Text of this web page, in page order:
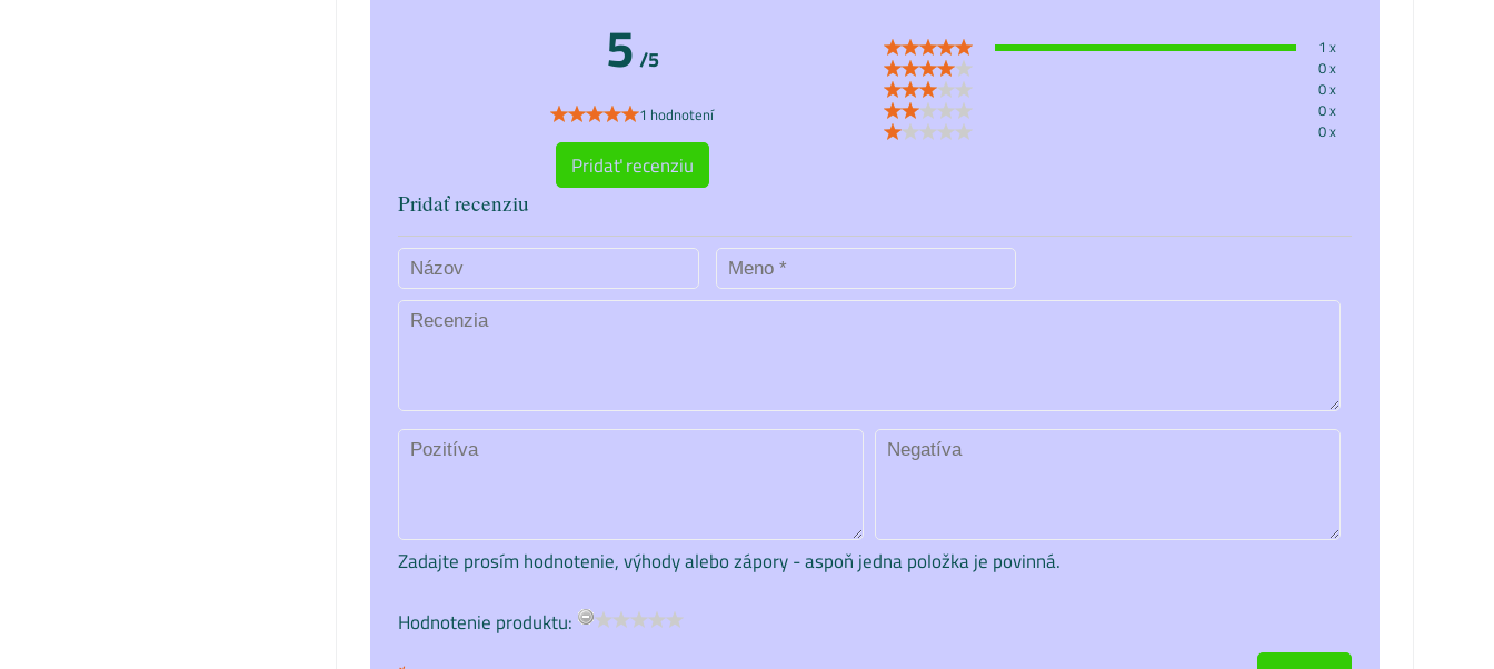
5 /5
1 hodnotení
Pridať recenziu
1 x
0 x
0 x
0 x
0 x
Pridať recenziu
Zadajte prosím hodnotenie, výhody alebo zápory - aspoň jedna položka je povinná.
Hodnotenie produktu: